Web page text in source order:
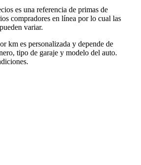
es una referencia de primas de
compradores en línea por lo cual las
variar.
km es personalizada y depende de
tipo de garaje y modelo del auto.